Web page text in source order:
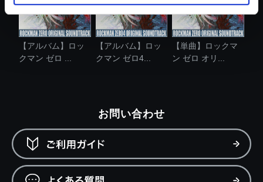
【アルバム】ロッ
クマン ゼロ ...
【アルバム】ロッ
クマン ゼロ4...
【単曲】ロックマ
ン ゼロ オリ...
お問い合わせ